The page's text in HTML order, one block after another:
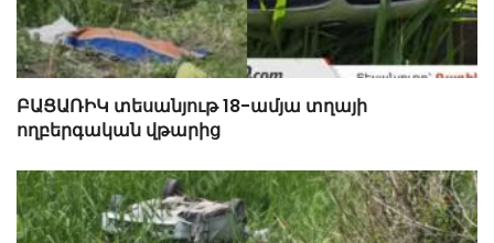
ԲԱՑԱՌԻԿ տեսանյութ 18-ամյա տղայի
ողբերգական վթարից